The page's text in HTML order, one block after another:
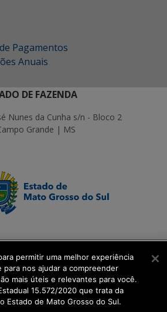
Pagamentos
Anuais
DE FAZENDA
Nunes da Cunha s/n - Bloco 2
Grande | MS
permitir uma melhor experiência
nos ajudar a compreender
mais úteis e relevantes para você.
15.572/2020 que trata da
Estado de Mato Grosso do Sul.